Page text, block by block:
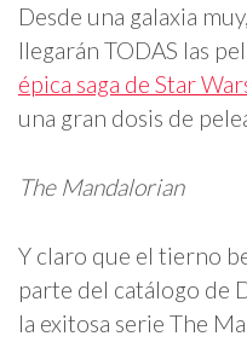
Desde una galaxia
llegarán TODAS las
épica saga de Star
una gran dosis de
The Mandalorian
Y claro que el tierno
parte del catálogo de
la exitosa serie The